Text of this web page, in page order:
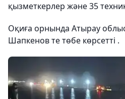
қызметкерлер және 35
Оқиға орнында Атырау
Шапкенов те төбе көрсетті .